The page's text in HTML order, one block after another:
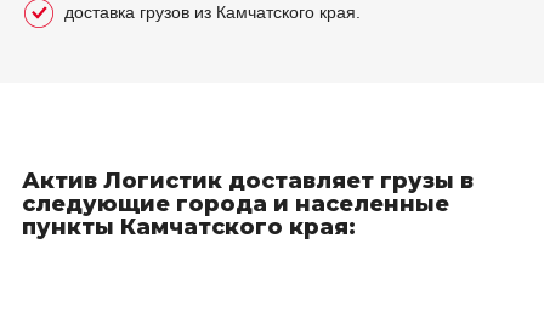
доставка грузов из Камчатского края.
Актив Логистик доставляет грузы в
следующие города и населенные
пункты Камчатского края: